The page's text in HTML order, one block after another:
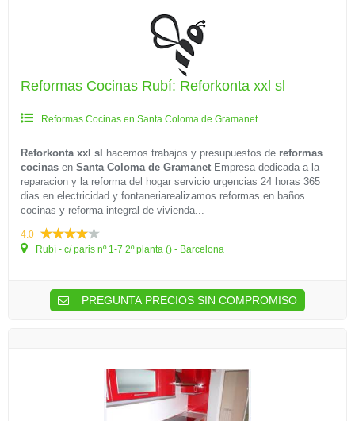
Reformas Cocinas Rubí: Reforkonta xxl sl
Reformas Cocinas en Santa Coloma de Gramanet
Reforkonta xxl sl hacemos trabajos y presupuestos de reformas
cocinas en Santa Coloma de Gramanet Empresa dedicada a la
reparacion y la reforma del hogar servicio urgencias 24 horas 365
dias en electricidad y fontaneriarealizamos reformas en baños
cocinas y reforma integral de vivienda...
4.0
Rubí - c/ paris nº 1-7 2º planta () - Barcelona
PREGUNTA PRECIOS SIN COMPROMISO